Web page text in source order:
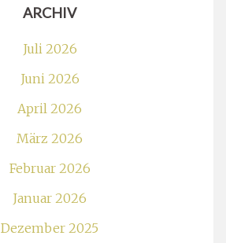
ARCHIV
Juli 2026
Juni 2026
April 2026
März 2026
Februar 2026
Januar 2026
Dezember 2025